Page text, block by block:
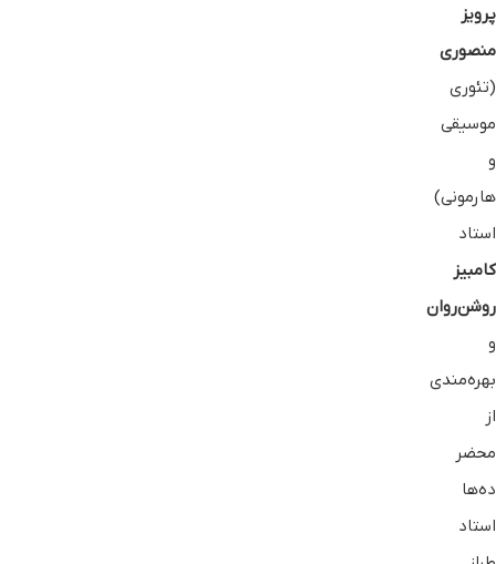
پرویز
منصوری
(تئوری
موسیقی
و
هارمونی)
استاد
کامبیز
روشن‌روان
و
بهره‌مندی
از
محضر
ده‌ها
استاد